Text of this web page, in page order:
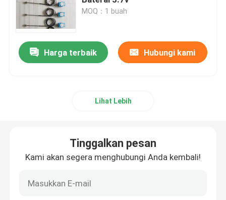
Getaran Ultrasonic Transducer
Immersible Ultrasonic Transducer
Mesin pembersih ultrasonik
Pengganggu ultrasonik sel
MOQ：1 buah
Harga terbaik Hubungi kami
Lihat Lebih
Tinggalkan pesan
Kami akan segera menghubungi Anda kembali!